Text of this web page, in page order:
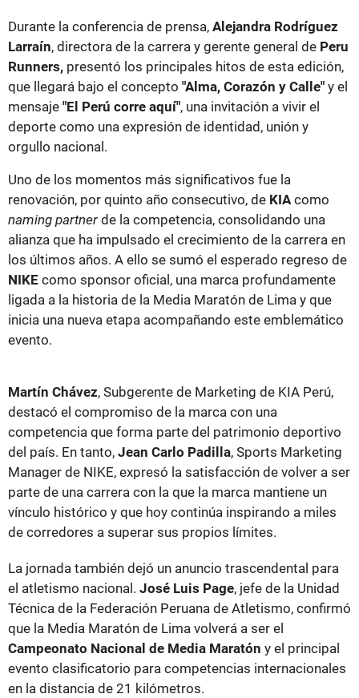
Durante la conferencia de prensa, Alejandra Rodríguez
Larraín, directora de la carrera y gerente general de Peru
Runners, presentó los principales hitos de esta edición,
que llegará bajo el concepto "Alma, Corazón y Calle" y el
mensaje "El Perú corre aquí", una invitación a vivir el
deporte como una expresión de identidad, unión y
orgullo nacional.
Uno de los momentos más significativos fue la
renovación, por quinto año consecutivo, de KIAcomo
naming partner de la competencia, consolidando una
alianza que ha impulsado el crecimiento de la carrera en
los últimos años. A ello se sumó el esperado regreso de
NIKE como sponsor oficial, una marca profundamente
ligada a la historia de la Media Maratón de Lima y que
inicia una nueva etapa acompañando este emblemático
evento.
Martín Chávez, Subgerente de Marketing de KIA Perú,
destacó el compromiso de la marca con una
competencia que forma parte del patrimonio deportivo
del país. En tanto, Jean Carlo Padilla, Sports Marketing
Manager de NIKE, expresó la satisfacción de volver a ser
parte de una carrera con la que la marca mantiene un
vínculo histórico y que hoy continúa inspirando a miles
de corredores a superar sus propios límites.
La jornada también dejó un anuncio trascendental para
el atletismo nacional. José Luis Page, jefe de la Unidad
Técnica de la Federación Peruana de Atletismo, confirmó
que la Media Maratón de Lima volverá a ser el
Campeonato Nacional de Media Maratón y el principal
evento clasificatorio para competencias internacionales
en la distancia de 21 kilómetros.